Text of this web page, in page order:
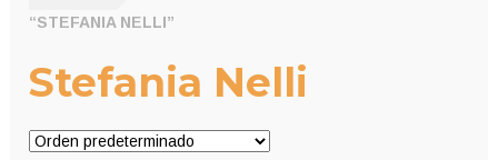
“STEFANIA NELLI”
Stefania Nelli